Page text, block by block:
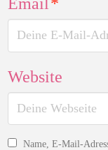
Website
Name, E-Mail-